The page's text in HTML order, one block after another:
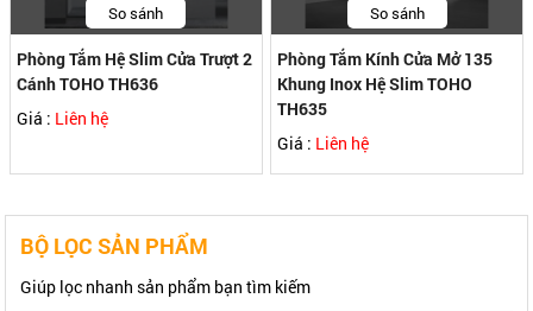
So sánh
Phòng Tắm Hệ Slim Cửa Trượt 2
Cánh TOHO TH636
Giá : Liên hệ
So sánh
Phòng Tắm Kính Cửa Mở 135
Khung Inox Hệ Slim TOHO
TH635
Giá : Liên hệ
BỘ LỌC SẢN PHẨM
Giúp lọc nhanh sản phẩm bạn tìm kiếm